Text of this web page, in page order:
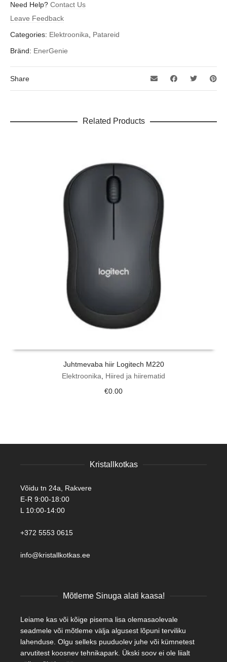
Need Help? Contact Us
Leave Feedback
Categories: Elektroonika, Patareid
Bränd: EnerGenie
Share
Related Products
Juhtmevaba hiir Logitech M220
Elektroonika, Hiired ja hiirematid
€0.00
Kristallkotkas
Võidu tn 24a, Rakvere
E-R 9:00-18:00
L 10:00-14:00
+372 5553 0615
info@kristallkotkas.ee
Mõtleme Sinuga alati kaasa!
Leiame kas või kõige pisema lisa olemasaolevale
seadmele või mõtleme välja algusest lõpuni terviliku
lahenduse. Olgu selleks puuduolev juhe või kümnetest
arvutitest koosnev tehnikapark. Ükski soov ei ole liialt